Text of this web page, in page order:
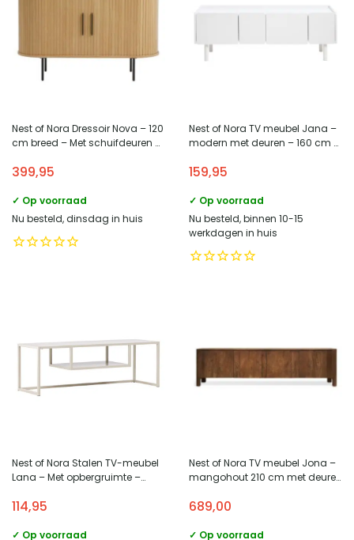
Nest of Nora Dressoir Nova – 120
cm breed – Met schuifdeuren –
399,95
✓ Op voorraad
Nu besteld, dinsdag in huis
Nest of Nora TV meubel Jana –
modern met deuren – 160 cm –
159,95
✓ Op voorraad
Nu besteld, binnen 10-15
werkdagen in huis
Nest of Nora Stalen TV-meubel
Lana – Met opbergruimte –
114,95
✓ Op voorraad
Nest of Nora TV meubel Jona –
mangohout 210 cm met deuren
689,00
✓ Op voorraad